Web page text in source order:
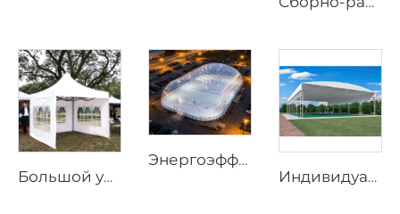
Большой уличный шатёр для мероприятий | Водонепроницаемая конструкция с алюминиевым каркасом для коммерческого использования
Энергоэффективная воздушная купольная конструкция | Профессиональная всепогодная ограждающая конструкция для спортивных объектов
Индивидуальный электрический раздвижной тент | Прочное моторизованное ПВХ-навесное оборудование для строительства многоцелевых спортивных площадок